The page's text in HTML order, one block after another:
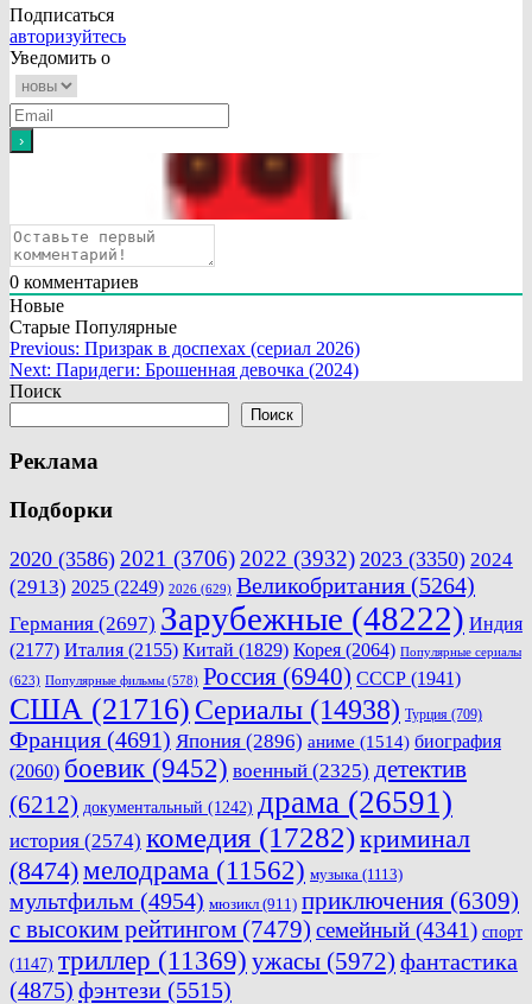
Подписаться
авторизуйтесь
Уведомить о
0 комментариев
Новые
Старые Популярные
Навигация
по
Previous: Призрак в доспехах (сериал 2026)
Next: Паридеги: Брошенная девочка (2024)
Поиск
Поиск
Реклама
Подборки
2020 (3586) 2021 (3706) 2022 (3932) 2023 (3350) 2024
(2913) 2025 (2249) 2026 (629) Великобритания (5264)
Германия (2697) Зарубежные (48222) Индия
(2177) Италия (2155) Китай (1829) Корея (2064) Популярные сериалы
(623) Популярные фильмы (578) Россия (6940) СССР (1941)
США (21716) Сериалы (14938) Турция (709)
Франция (4691) Япония (2896) аниме (1514) биография
(2060) боевик (9452) военный (2325) детектив
(6212) документальный (1242) драма (26591)
история (2574) комедия (17282)криминал
(8474)мелодрама (11562) музыка (1113)
мультфильм (4954) мюзикл (911) приключения (6309)
с высоким рейтингом (7479) семейный (4341) спорт
(1147) триллер (11369) ужасы (5972) фантастика
(4875) фэнтези (5515)